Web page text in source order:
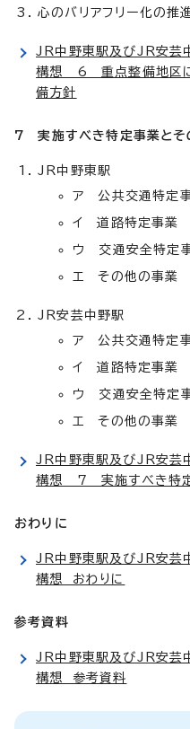
心のバリアフリー化の推
JR中野東駅及びJR安芸
構想 6 重点整備地区に
備方針
7 実施すべき特定事業とそ
JR中野東駅
ア 公共交通特定
イ 道路特定事業
ウ 交通安全特定
エ その他の事業
JR安芸中野駅
ア 公共交通特定
イ 道路特定事業
ウ 交通安全特定
エ その他の事業
JR中野東駅及びJR安芸
構想 7 実施すべき特定
おわりに
JR中野東駅及びJR安芸
構想 おわりに
参考資料
JR中野東駅及びJR安芸
構想 参考資料